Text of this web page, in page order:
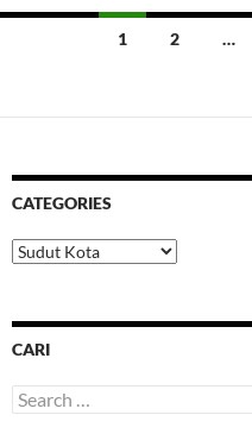
1 2 …
CATEGORIES
Categories
CARI
Search
for: